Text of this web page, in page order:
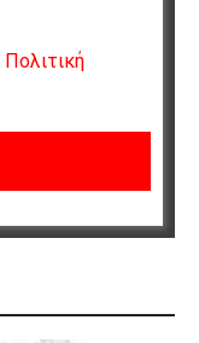
Πολιτική